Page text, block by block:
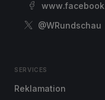
@WRundschau
SERVICES
Reklamation